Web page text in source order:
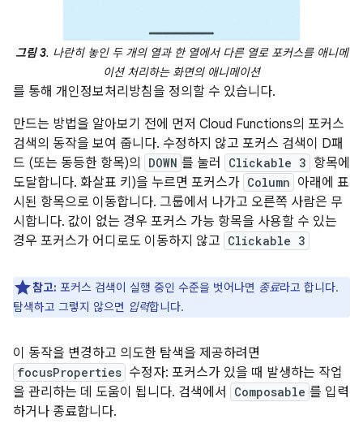
그림 3. 나란히 놓인 두 개의 열과 한 열에서 다른 열로 포커스를 애니메
이션 처리하는 화면의 애니메이션
를 통해 개인정보처리방침을 정의할 수 있습니다.
만드는 방법을 알아보기 전에 먼저 Cloud Functions의 포커스
검색의 동작을 보여 줍니다. 수정하지 않고 포커스 검색이 D패
드 (또는 동등한 항목)의
DOWN 를 눌러 Clickable 3 항목에
도달합니다. 화살표 키)을 누르면 포커스가 Column 아래에 표
시된 항목으로 이동합니다. 그룹에서 나가고 오른쪽 사람은 무
시합니다. 값이 없는 경우 포커스 가능 항목을 사용할 수 있는
경우 포커스가 어디로도 이동하지 않고 Clickable 3
참고: 포커스 검색이 실행 중인 수준을 벗어나면 종료라고 합니다.
탐색하고 그렇지 않으면 입력합니다.
이 동작을 변경하고 의도한 탐색을 제공하려면
focusProperties 수정자: 포커스가 있을 때 발생하는 작업
을 관리하는 데 도움이 됩니다. 검색에서
Composable 를 입력
하거나 종료합니다.